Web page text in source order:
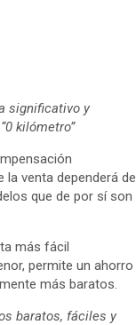
significativo y
kilómetro”
venta dependerá de
que de por sí son
más fácil
permite un ahorro
más baratos.
baratos, fáciles y